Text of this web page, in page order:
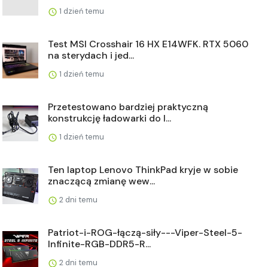
1 dzień temu
Test MSI Crosshair 16 HX E14WFK. RTX 5060
na sterydach i jed...
1 dzień temu
Przetestowano bardziej praktyczną
konstrukcję ładowarki do l...
1 dzień temu
Ten laptop Lenovo ThinkPad kryje w sobie
znaczącą zmianę wew...
2 dni temu
Patriot-i-ROG-łączą-siły---Viper-Steel-5-
Infinite-RGB-DDR5-R...
2 dni temu